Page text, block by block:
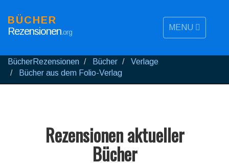
MENU
BÜCHER
Rezensionen.org
BücherRezensionen Bücher
Verlage
Bücher aus dem Folio-Verlag
Rezensionen aktueller
Bücher